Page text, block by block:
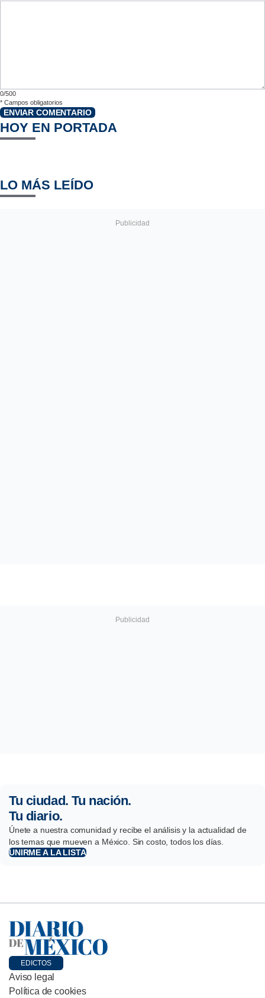
0/500
* Campos obligatorios
ENVIAR COMENTARIO
HOY EN PORTADA
LO MÁS LEÍDO
Tu ciudad. Tu nación.
Tu diario.
Únete a nuestra comunidad y recibe el análisis y la actualidad de
los temas que mueven a México. Sin costo, todos los días.
UNIRME A LA LISTA
EDICTOS
Aviso legal
Política de cookies